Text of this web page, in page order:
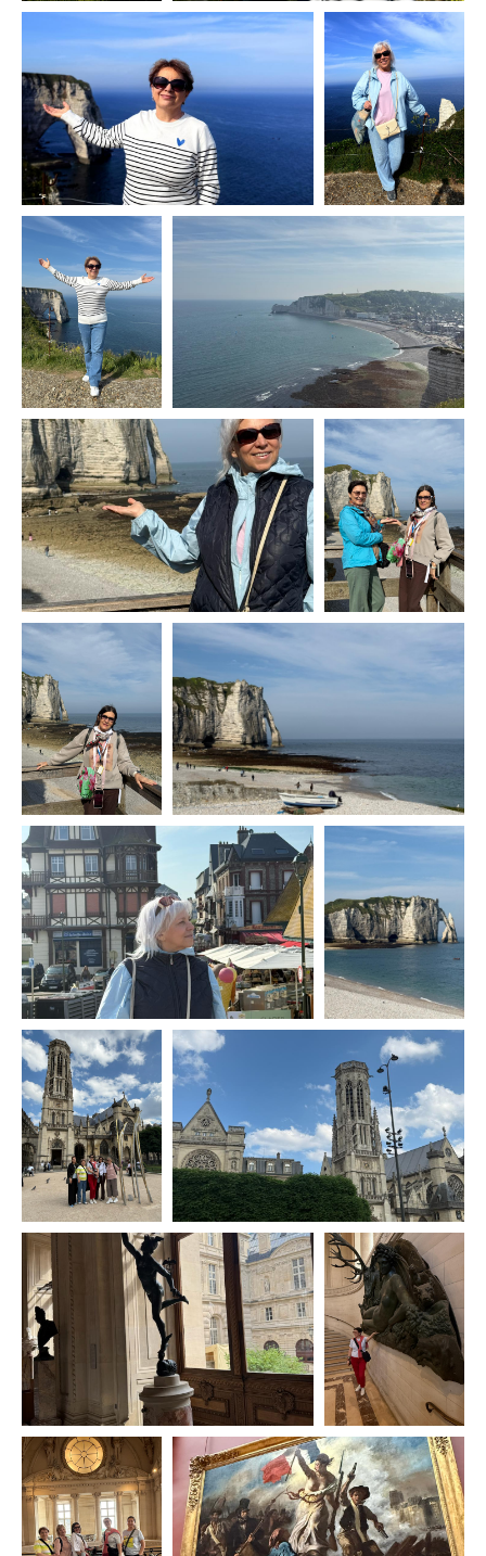
КОНТАКТЫ
+7 968 003-35-55
+7 906 060-31-60
Написать в MAX
info@5terre.ru